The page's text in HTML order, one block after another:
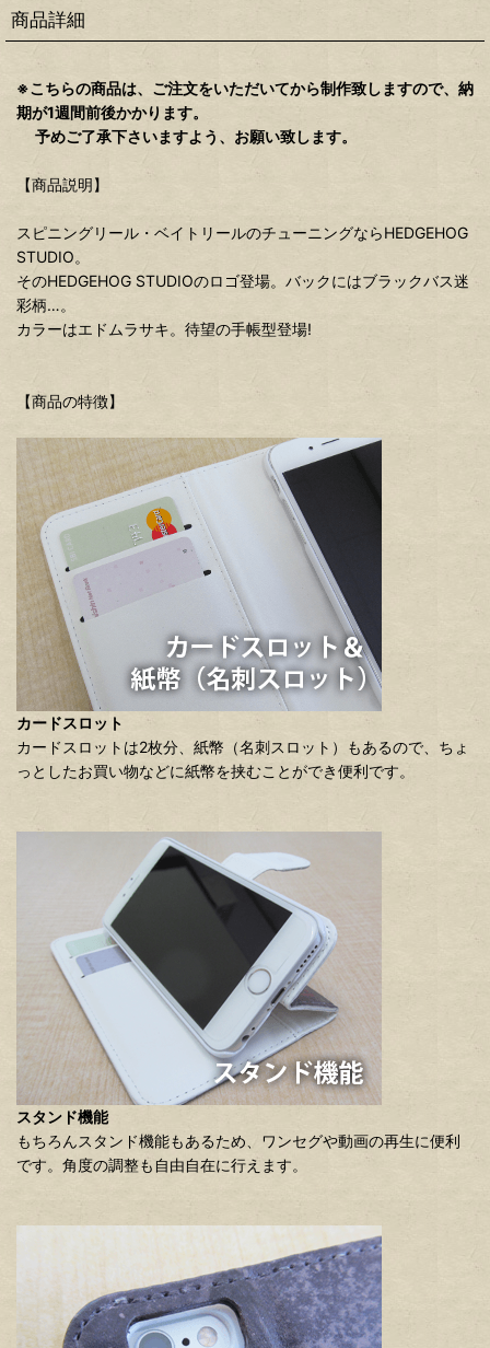
商品詳細
※こちらの商品は、ご注文をいただいてから制作致しますので、納
期が1週間前後かかります。
予めご了承下さいますよう、お願い致します。
【商品説明】
スピニングリール・ベイトリールのチューニングならHEDGEHOG
STUDIO。
そのHEDGEHOG STUDIOのロゴ登場。バックにはブラックバス迷
彩柄…。
カラーはエドムラサキ。待望の手帳型登場!
【商品の特徴】
カードスロット
カードスロットは2枚分、紙幣（名刺スロット）もあるので、ちょ
っとしたお買い物などに紙幣を挟むことができ便利です。
スタンド機能
もちろんスタンド機能もあるため、ワンセグや動画の再生に便利
です。角度の調整も自由自在に行えます。